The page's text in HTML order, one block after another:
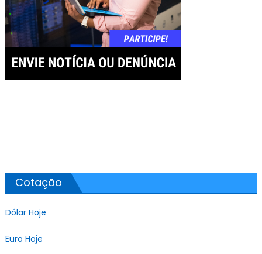
Cotação
Dólar Hoje
Euro Hoje